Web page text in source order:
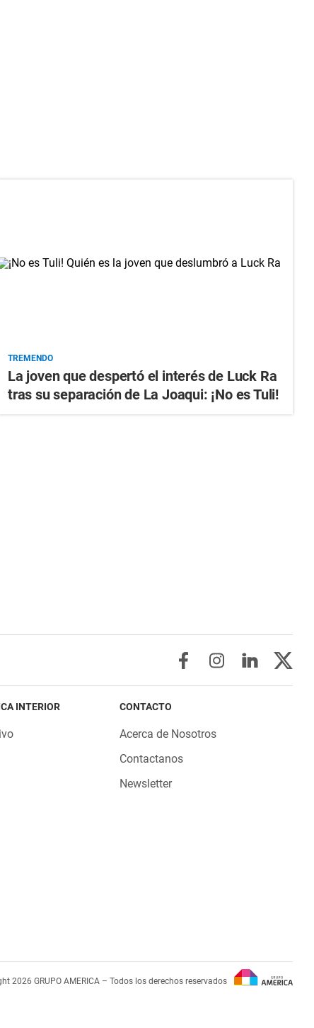
TREMENDO
La joven que despertó el interés de Luck Ra
tras su separación de La Joaqui: ¡No es Tuli!
INTERIOR CONTACTO
Acerca de Nosotros
Contactanos
Newsletter
2026 GRUPO AMERICA – Todos los derechos reservados